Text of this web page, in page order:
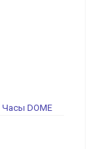
Часы DOME